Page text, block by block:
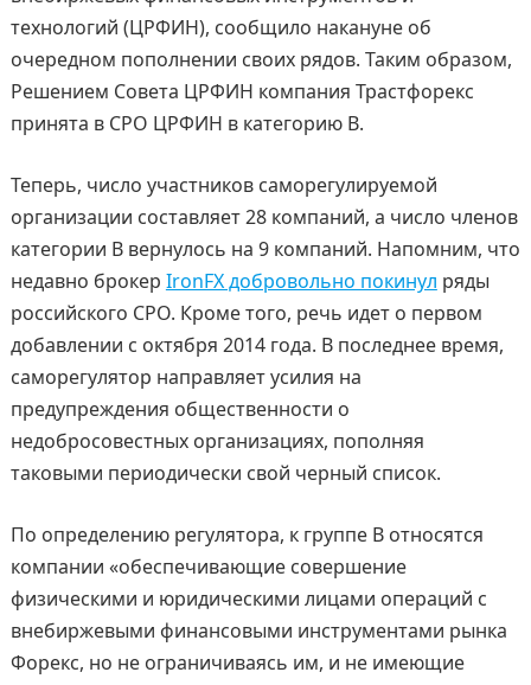
технологий (ЦРФИН), сообщило накануне об
очередном пополнении своих рядов. Таким образом,
Решением Совета ЦРФИН компания Трастфорекс
принята в СРО ЦРФИН в категорию B.
Теперь, число участников саморегулируемой
организации составляет 28 компаний, а число членов
категории B вернулось на 9 компаний. Напомним, что
недавно брокер IronFX добровольно покинул ряды
российского СРО. Кроме того, речь идет о первом
добавлении с октября 2014 года. В последнее время,
саморегулятор направляет усилия на
предупреждения общественности о
недобросовестных организациях, пополняя
таковыми периодически свой черный список.
По определению регулятора, к группе B относятся
компании «обеспечивающие совершение
физическими и юридическими лицами операций с
внебиржевыми финансовыми инструментами рынка
Форекс, но не ограничиваясь им, и не имеющие